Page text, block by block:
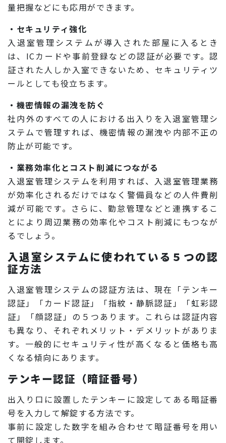
量把握などにも応用ができます。
・セキュリティ強化
入退室管理システムが導入された部屋に入るとき
は、ICカードや事前登録などの認証が必要です。認
証された人しか入室できないため、セキュリティツ
ールとしても役立ちます。
・機密情報の漏洩を防ぐ
社内外のすべての人における出入りを入退室管理シ
ステムで管理すれば、機密情報の漏洩や内部不正の
防止が可能です。
・業務効率化とコスト削減につながる
入退室管理システムを利用すれば、入退室管理業務
が効率化されるだけではなく警備員などの人件費削
減が可能です。さらに、勤怠管理などと連携するこ
とにより周辺業務の効率化やコスト削減にもつなが
るでしょう。
入退室システムに使われている５つの認
証方法
入退室管理システムの認証方法は、現在「テンキー
認証」「カード認証」「指紋・静脈認証」「虹彩認
証」「顔認証」の５つあります。これらは認証内容
も異なり、それぞれメリット・デメリットがありま
す。一般的にセキュリティ性が高くなると価格も高
くなる傾向にあります。
テンキー認証（暗証番号）
出入り口に設置したテンキーに設定してある暗証番
号を入力して解錠する方法です。
事前に設定した数字を組み合わせて暗証番号を用い
て開錠します。